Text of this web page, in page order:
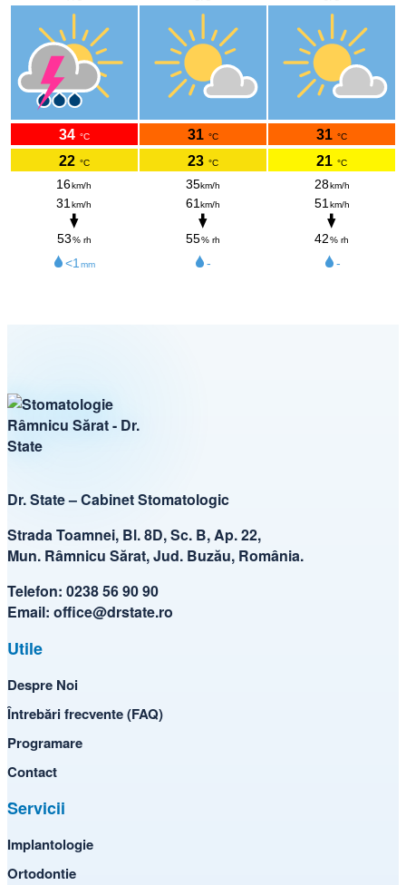
Dr. State – Cabinet Stomatologic
Strada Toamnei, Bl. 8D, Sc. B, Ap. 22,
Mun. Râmnicu Sărat, Jud. Buzău, România.
Telefon: 0238 56 90 90
Email: office@drstate.ro
Utile
Despre Noi
Întrebări frecvente (FAQ)
Programare
Contact
Servicii
Implantologie
Ortodontie